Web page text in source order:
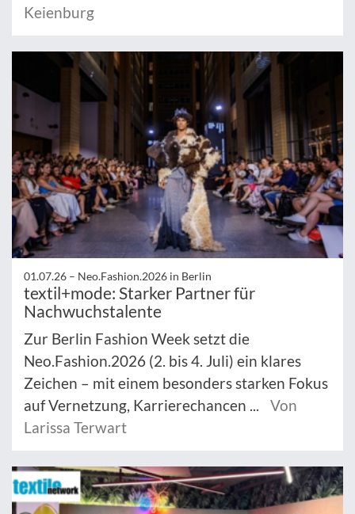
Keienburg
01.07.26 – Neo.Fashion.2026 in Berlin
textil+mode: Starker Partner für
Nachwuchstalente
Zur Berlin Fashion Week setzt die
Neo.Fashion.2026 (2. bis 4. Juli) ein klares
Zeichen – mit einem besonders starken Fokus
auf Vernetzung, Karrierechancen ...
Von
Larissa Terwart